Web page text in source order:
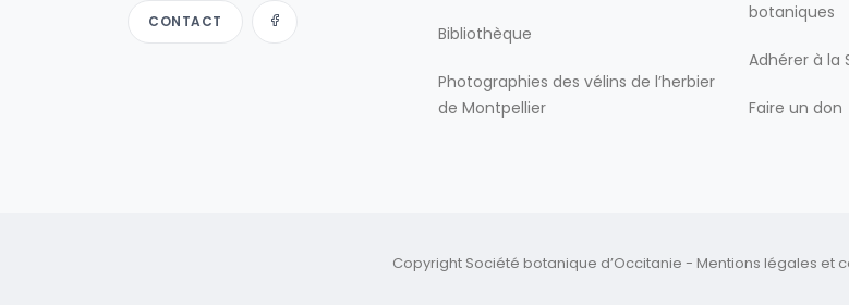
CONTACT
Bibliothèque
Photographies des vélins de l’herbier
de Montpellier
botaniques
Adhérer à la
Faire un don
Copyright Société botanique d’Occitanie - Mentions légales et